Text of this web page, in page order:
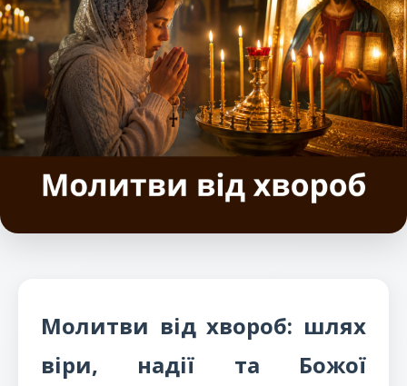
душевне
благополуччя, адже
православне
богослов’я
розглядає людину
як цілісну істоту, де
душа і тіло
нерозривно
пов’язані. Цей допис
значення молитов
практиці, поради
способи, як віряни
Богородиці за
здоров’я є однією
з
найпоширеніших
практик у
православ’ї, адже
Вона, як Мати
Божа, завжди чує
прохання і
перед Своїм
силі молитви до
здоров’я, її
Молитви від хвороб: шлях
віри, надії та Божої